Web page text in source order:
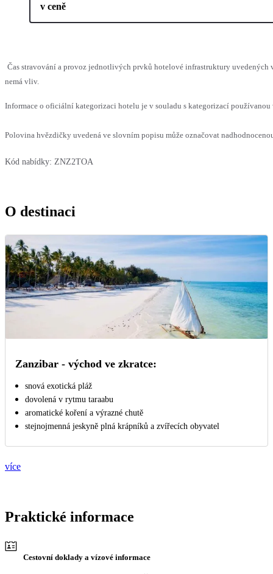
v ceně
Čas stravování a provoz jednotlivých prvků hotelové infrastruktury uvedených
nemá vliv.
Informace o oficiální kategorizaci hotelu je v souladu s kategorizací
Polovina hvězdičky uvedená ve slovním popisu může označovat
Kód nabídky: ZNZ2TOA
O destinaci
Zanzibar - východ ve zkratce:
snová exotická pláž
dovolená v rytmu taraabu
aromatické koření a výrazné chutě
stejnojmenná jeskyně plná krápníků a zvířecích obyvatel
více
Praktické informace
Cestovní doklady a vízové informace